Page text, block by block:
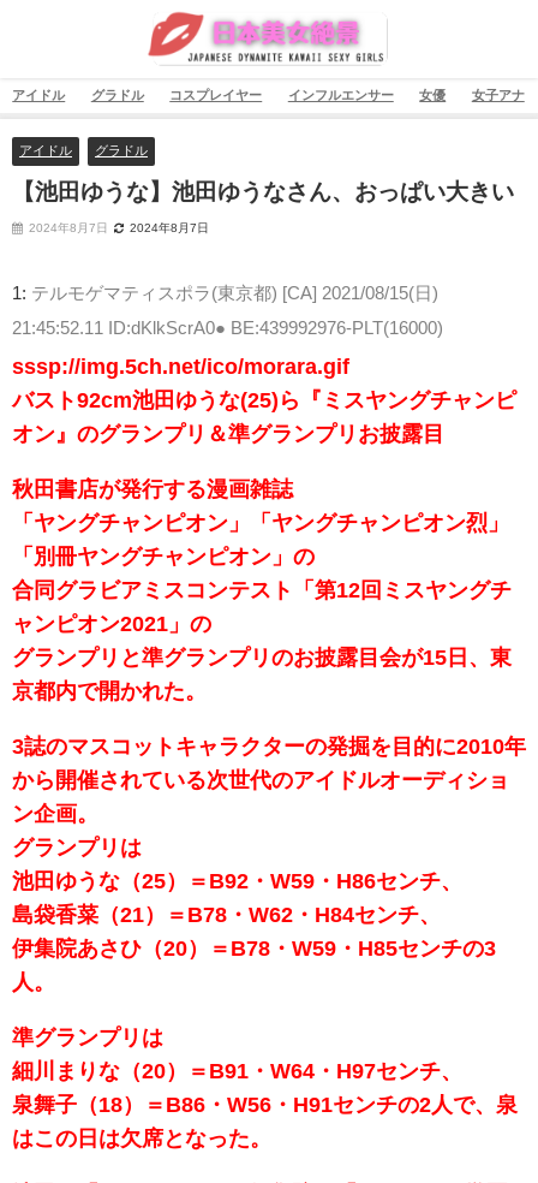
アイドル グラドル コスプレイヤー インフルエンサー 女優 女子アナ
アイドル グラドル
【池田ゆうな】池田ゆうなさん、おっぱい大きい
2024年8月7日 2024年8月7日
1: テルモゲマティスポラ(東京都) [CA] 2021/08/15(日)
21:45:52.11 ID:dKlkScrA0● BE:439992976-PLT(16000)
sssp://img.5ch.net/ico/morara.gif
バスト92cm池田ゆうな(25)ら『ミスヤングチャンピ
オン』のグランプリ＆準グランプリお披露目
秋田書店が発行する漫画雑誌
「ヤングチャンピオン」「ヤングチャンピオン烈」
「別冊ヤングチャンピオン」の
合同グラビアミスコンテスト「第12回ミスヤングチ
ャンピオン2021」の
グランプリと準グランプリのお披露目会が15日、東
京都内で開かれた。
3誌のマスコットキャラクターの発掘を目的に2010年
から開催されている次世代のアイドルオーディショ
ン企画。
グランプリは
池田ゆうな（25）＝B92・W59・H86センチ、
島袋香菜（21）＝B78・W62・H84センチ、
伊集院あさひ（20）＝B78・W59・H85センチの3
人。
準グランプリは
細川まりな（20）＝B91・W64・H97センチ、
泉舞子（18）＝B86・W56・H91センチの2人で、泉
はこの日は欠席となった。